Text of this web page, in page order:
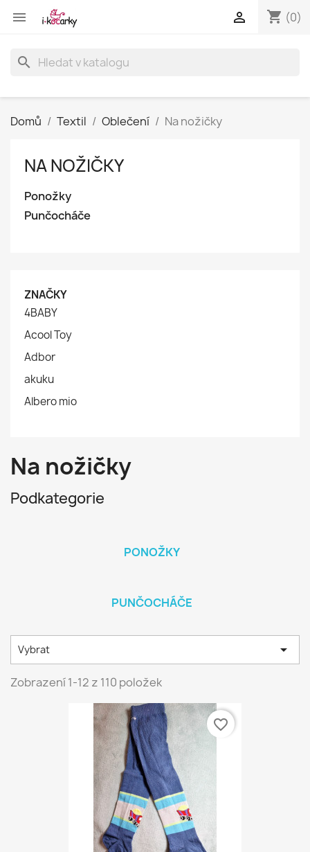
 shopping_cart (0)

search
Domů Textil Oblečení Na nožičky
NA NOŽIČKY
Ponožky
Punčocháče
ZNAČKY
4BABY
Acool Toy
Adbor
akuku
Albero mio
Na nožičky
Podkategorie
PONOŽKY
PUNČOCHÁČE
Vybrat 
Zobrazení 1-12 z 110 položek
favorite_border